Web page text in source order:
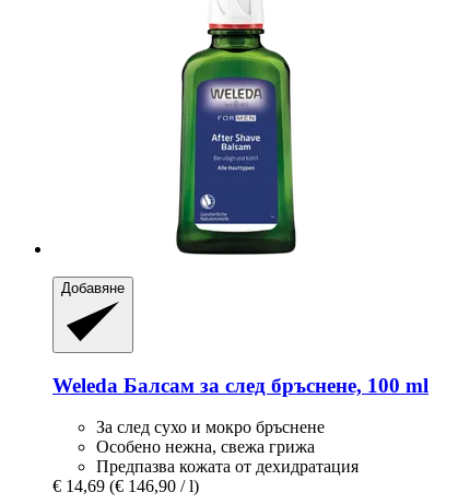
Добавяне
Weleda Балсам за след бръснене, 100 ml
За след сухо и мокро бръснене
Особено нежна, свежа грижа
Предпазва кожата от дехидратация
€ 14,69 (€ 146,90 / l)